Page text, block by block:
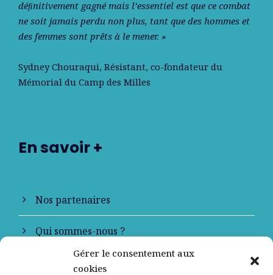
Gérer le consentement aux
cookies
déﬁnitivement gagné mais l’essentiel est que ce combat
ne soit jamais perdu non plus, tant que des hommes et
des femmes sont prêts à le mener. »
Sydney Chouraqui, Résistant, co-fondateur du
Mémorial du Camp des Milles
En savoir +
Nos partenaires
Qui sommes-nous ?
Contactez-nous